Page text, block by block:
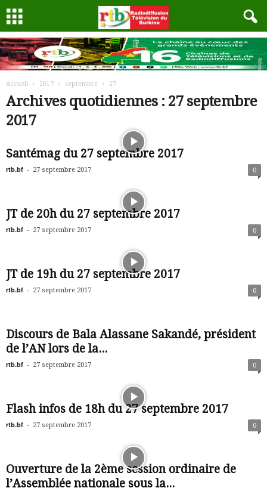
Accueil 2017 septembre 27
Archives quotidiennes : 27 septembre
2017
Santémag du 27 septembre 2017
rtb.bf - 27 septembre 2017 0
JT de 20h du 27 septembre 2017
rtb.bf - 27 septembre 2017 0
JT de 19h du 27 septembre 2017
rtb.bf - 27 septembre 2017 0
Discours de Bala Alassane Sakandé, président
de l’AN lors de la...
rtb.bf - 27 septembre 2017 0
Flash infos de 18h du 27 septembre 2017
rtb.bf - 27 septembre 2017 0
Ouverture de la 2ème session ordinaire de
l’Assemblée nationale sous la...